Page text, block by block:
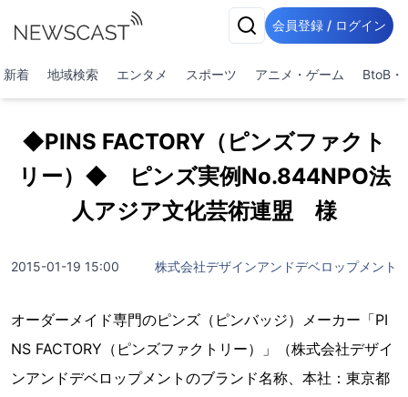
会員登録 / ログイン
新着 地域検索 エンタメ スポーツ アニメ・ゲーム BtoB・
◆PINS FACTORY（ピンズファクト
リー）◆ ピンズ実例No.844NPO法
人アジア文化芸術連盟 様
2015-01-19 15:00 株式会社デザインアンドデベロップメント
オーダーメイド専門のピンズ（ピンバッジ）メーカー「PI
NS FACTORY（ピンズファクトリー）」（株式会社デザイ
ンアンドデベロップメントのブランド名称、本社：東京都